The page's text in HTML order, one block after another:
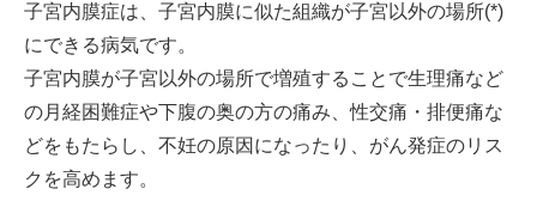
子宮内膜症は、子宮内膜に似た組織が子宮以外の場所(*)
にできる病気です。
子宮内膜が子宮以外の場所で増殖することで生理痛など
の月経困難症や下腹の奥の方の痛み、性交痛・排便痛な
どをもたらし、不妊の原因になったり、がん発症のリス
クを高めます。